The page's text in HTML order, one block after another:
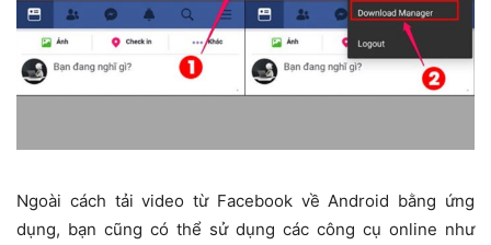
Ngoài cách tải video từ Facebook về Android bằng ứng
dụng, bạn cũng có thể sử dụng các công cụ online như